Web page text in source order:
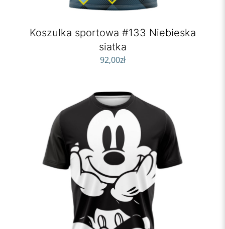
Koszulka sportowa #133 Niebieska
siatka
92,00zł